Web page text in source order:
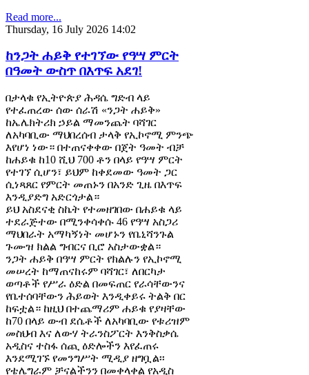
Read more...
Thursday, 16 July 2026 14:02
ከንጋት ሐይቅ የተገኘው የዓሣ ምርት
በዓመት ውስጥ በእጥፍ አደገ!
በታላቁ የኢትዮጵያ ሕዳሴ ግድብ ላይ
የተፈጠረው ሰው ሰራሽ «ንጋት ሐይቅ»
ከኤሌክትሪክ ኃይል ማመንጨት ባሻገር
ለአካባቢው ማህበረሰብ ታላቅ የኢኮኖሚ ምንጭ
እየሆነ ነው። በተጠናቀቀው በጀት ዓመት ብቻ
ከሐይቁ ከ10 ሺህ 700 ቶን በላይ የዓሣ ምርት
የተገኘ ሲሆን፣ ይህም ከቀደመው ዓመት ጋር
ሲነጻጸር የምርት መጠኑን በአንድ ጊዜ በእጥፍ
እንዲያድግ አድርጎታል።
ይህ አስደናቂ ስኬት የተመዘገበው በሐይቁ ላይ
ተደራጅተው በሚንቀሳቀሱ 46 የዓሣ አስጋሪ
ማህበራት አማካኝነት መሆኑን የቤኒሻንጉል
ጉሙዝ ክልል ግብርና ቢሮ አስታውቋል።
ንጋት ሐይቅ በዓሣ ምርት የክልሉን የኢኮኖሚ
መሠረት ከማጠናከሩም ባሻገር፣ ለበርካታ
ወጣቶች የሥራ ዕድል በመፍጠር የራሳቸውንና
የቤተሰባቸውን ሕይወት እንዲቀይሩ ትልቅ በር
ከፍቷል። ከዚህ በተጨማሪም ሐይቁ የያዛቸው
ከ70 በላይ ውብ ደሴቶች ለአካባቢው የቱሪዝም
መስህብ እና ለውሃ ትራንስፖርት እንቅስቃሴ
አዲስና ተስፋ ሰጪ ዕድሎችን እየፈጠሩ
እንደሚገኙ የመንግሥት ሚዲያ ዘግቧል፡፡
የቴሌግራም ቻናልችንን በመቀላቀል የአዲስ